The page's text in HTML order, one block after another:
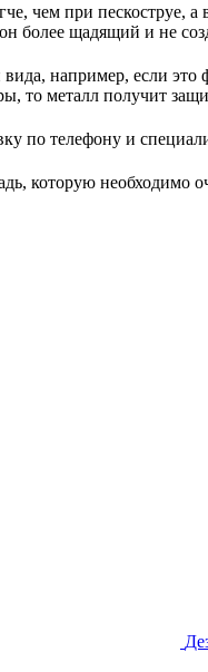
чем при пескоструе, а
более щадящий и не
вида, например, если
то металл получит
по телефону и
которую необходимо